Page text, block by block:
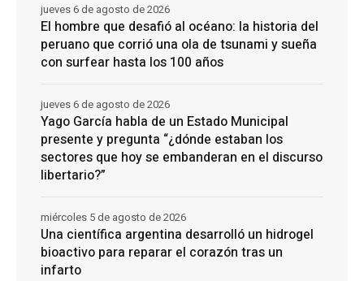
El hombre que desafió al océano: la historia del
peruano que corrió una ola de tsunami y sueña
con surfear hasta los 100 años
jueves 6 de agosto de 2026
Yago García habla de un Estado Municipal
presente y pregunta “¿dónde estaban los
sectores que hoy se embanderan en el discurso
libertario?”
jueves 6 de agosto de 2026
Una científica argentina desarrolló un hidrogel
bioactivo para reparar el corazón tras un
infarto
miércoles 5 de agosto de 2026